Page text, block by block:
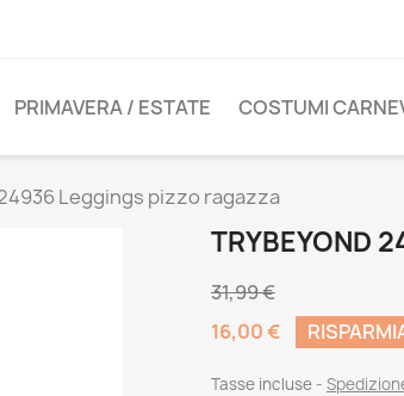
PRIMAVERA / ESTATE COSTUMI
Leggings pizzo ragazza
TRYBEYOND
31,99 €
16,00 €
Tasse incluse